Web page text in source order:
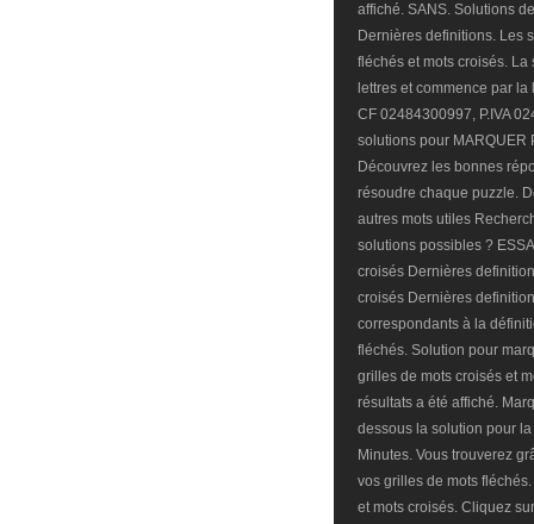
affiché. SANS. Solutions
Dernières definitions. Les
fléchés et mots croisés.
lettres et commence par
CF 02484300997, P.IVA
solutions pour
Découvrez les bonnes
résoudre chaque puzzle.
autres mots utiles
solutions possibles ?
croisés Dernières
croisés Dernières
correspondants à la
fléchés. Solution pour
grilles de mots croisés et
résultats a été affiché.
dessous la solution pour
Minutes. Vous trouverez
vos grilles de mots fléchés.
et mots croisés. Cliquez